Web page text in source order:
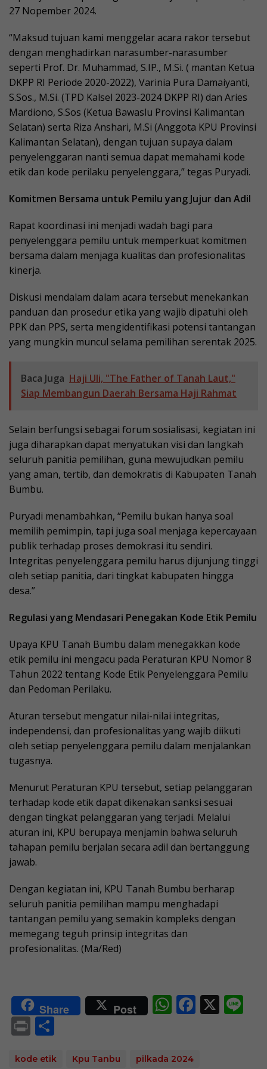
27 Nopember 2024.
“Maksud tujuan kami menggelar acara rakor tersebut
dengan menghadirkan narasumber-narasumber
seperti Prof. Dr. Muhammad, S.IP., M.Si. ( mantan Ketua
DKPP RI Periode 2020-2022), Varinia Pura Damaiyanti,
S.Sos., M.Si. (TPD Kalsel 2023-2024 DKPP RI) dan Aries
Mardiono, S.Sos (Ketua Bawaslu Provinsi Kalimantan
Selatan) serta Riza Anshari, M.Si (Anggota KPU Provinsi
Kalimantan Selatan), dengan tujuan supaya dalam
penyelenggaran nanti semua dapat memahami kode
etik dan kode perilaku penyelenggara,” tegas Puryadi.
Komitmen Bersama untuk Pemilu yang Jujur dan Adil
Rapat koordinasi ini menjadi wadah bagi para
penyelenggara pemilu untuk memperkuat komitmen
bersama dalam menjaga kualitas dan profesionalitas
kinerja.
Diskusi mendalam dalam acara tersebut menekankan
panduan dan prosedur etika yang wajib dipatuhi oleh
PPK dan PPS, serta mengidentifikasi potensi tantangan
yang mungkin muncul selama pemilihan serentak 2025.
Baca Juga Haji Uli, "The Father of Tanah Laut,"
Siap Membangun Daerah Bersama Haji Rahmat
Selain berfungsi sebagai forum sosialisasi, kegiatan ini
juga diharapkan dapat menyatukan visi dan langkah
seluruh panitia pemilihan, guna mewujudkan pemilu
yang aman, tertib, dan demokratis di Kabupaten Tanah
Bumbu.
Puryadi menambahkan, “Pemilu bukan hanya soal
memilih pemimpin, tapi juga soal menjaga kepercayaan
publik terhadap proses demokrasi itu sendiri.
Integritas penyelenggara pemilu harus dijunjung tinggi
oleh setiap panitia, dari tingkat kabupaten hingga
desa.”
Regulasi yang Mendasari Penegakan Kode Etik Pemilu
Upaya KPU Tanah Bumbu dalam menegakkan kode
etik pemilu ini mengacu pada Peraturan KPU Nomor 8
Tahun 2022 tentang Kode Etik Penyelenggara Pemilu
dan Pedoman Perilaku.
Aturan tersebut mengatur nilai-nilai integritas,
independensi, dan profesionalitas yang wajib diikuti
oleh setiap penyelenggara pemilu dalam menjalankan
tugasnya.
Menurut Peraturan KPU tersebut, setiap pelanggaran
terhadap kode etik dapat dikenakan sanksi sesuai
dengan tingkat pelanggaran yang terjadi. Melalui
aturan ini, KPU berupaya menjamin bahwa seluruh
tahapan pemilu berjalan secara adil dan bertanggung
jawab.
Dengan kegiatan ini, KPU Tanah Bumbu berharap
seluruh panitia pemilihan mampu menghadapi
tantangan pemilu yang semakin kompleks dengan
memegang teguh prinsip integritas dan
profesionalitas. (Ma/Red)
Share Post W
h
s
F
ac
X
Pr
in
t ar
kode etik Kpu Tanbu pilkada 2024